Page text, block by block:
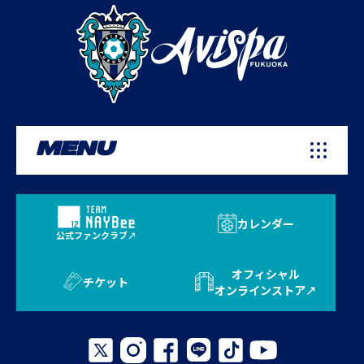
MENU
公式ファンクラブ
カレンダー
チケット
オフィシャル
オンラインストア